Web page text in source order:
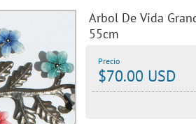
Arbol De Vida
55cm
Precio
$70.00 USD